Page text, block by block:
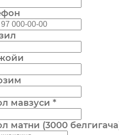
мавзуси *
матни (3000